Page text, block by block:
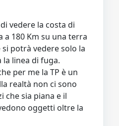
vedere la costa di
a 180 Km su una terra
potrà vedere solo la
la linea di fuga.
per me la TP è un
realtà non ci sono
che sia piana e il
oggetti oltre la